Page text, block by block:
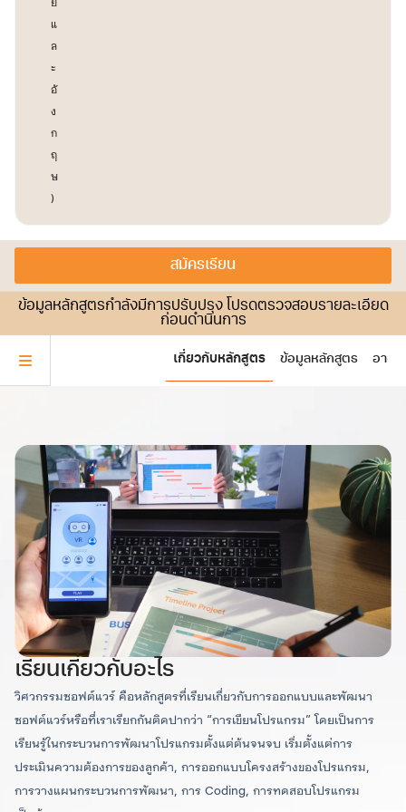
แ
ล
ะ
อั
ง
ก
ฤ
ษ
)
สมัครเรียน
ข้อมูลหลักสูตรกำลังมีการปรับปรุง โปรดตรวจสอบรายละเอียด
ก่อนดำนินการ
เกี่ยวกับหลักสูตร ข้อมูลหลักสูตร อาจา
เรียนเกี่ยวกับอะไร
วิศวกรรมซอฟต์แวร์ คือหลักสูตรที่เรียนเกี่ยวกับการออกแบบและพัฒนา
ซอฟต์แวร์หรือที่เราเรียกกันติดปากว่า “การเขียนโปรแกรม” โดยเป็นการ
เรียนรู้ในกระบวนการพัฒนาโปรแกรมตั้งแต่ต้นจนจบ เริ่มตั้งแต่การ
ประเมินความต้องการของลูกค้า, การออกแบบโครงสร้างของโปรแกรม,
การวางแผนกระบวนการพัฒนา, การ Coding, การทดสอบโปรแกรม
ข้อมูลหลักสูตรฉบับย่อ
รหัสและชื่อหลักสูตร
ภาษาไทย
หลักสูตรวิทยาศาสตรมหาบัณฑิต สาขาวิชา
วิศวกรรมซอฟต์แวร์
ภาษาอังกฤษ
Master of Science Program in Software
Engineering
ชื่อปริญญาและสาขาวิชา
เกี่ยวข้อง
อาจารย์ ดร.ศิรประภา
ผู้ช่วยคณบดี (งานนโยบายและ
แผน และประกันคุณภาพการ
ศึกษา)
อาจารย์ ดร.กิตติธัช สุตี
อาจารย์
มหาวิทยาลัยเชียงใหม่ จัดสรรทุนการศึกษาระดับบัณฑิต
ศึกษา เพื่อสนับสนุนผู้ที่มีที่มีศักยภาพและความสามารถสูง
รายละเอียดและเงื่อนไขทุน สามารถศึกษาได้ที่เว็บไซต์ กอง
พัฒนานักศึกษา หน่วยทุนการศึกษา ระดับบัณฑิตศึกษา
มหาวิทยาลัยเชียงใหม่
https://sdd.oop.cmu.ac.th/service/scholarship
สำเร็จการศึกษาระดับปริญญาตรีหรือเทียบเท่า สาขาวิชาใด
สาขาวิชาหนึ่ง จากมหาวิทยาลัยหรือสถาบันใน ประเทศ หรือ
ต่างประเทศ ที่สำนักคณะกรรมการอุดมศึกษา กระทรวง
ศึกษาธิการรับรองแล้ว (Graduated from either
educational institutions accredited by the Office of
Higher Education Commission)
สมัครเรียน
รอบที่ 1